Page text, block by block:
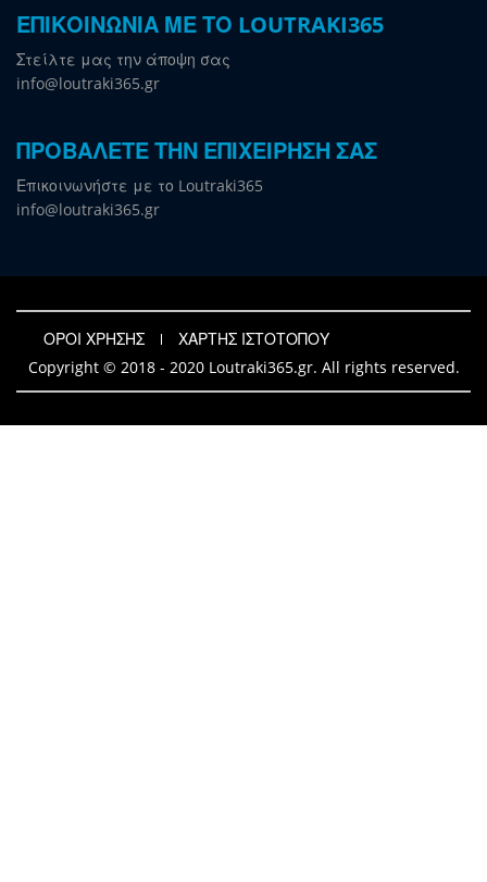
ΕΠΙΚΟΙΝΩΝΙΑ ΜΕ ΤΟ LOUTRAKI365
Στείλτε μας την άποψη σας
info@loutraki365.gr
ΠΡΟΒΑΛΕΤΕ ΤΗΝ ΕΠΙΧΕΙΡΗΣΗ ΣΑΣ
Επικοινωνήστε με το Loutraki365
info@loutraki365.gr
ΟΡΟΙ ΧΡΗΣΗΣ
ΧΑΡΤΗΣ ΙΣΤΟΤΟΠΟΥ
Copyright © 2018 - 2020 Loutraki365.gr. All rights reserved.